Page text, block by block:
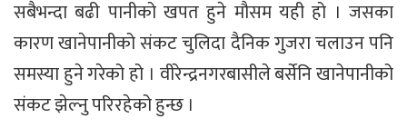
सबैभन्दा बढी पानीको खपत हुने मौसम यही हो । जसका
कारण खानेपानीको संकट चुलिदा दैनिक गुजरा चलाउन पनि
समस्या हुने गरेको हो । वीरेन्द्रनगरबासीले बर्सेनि खानेपानीको
संकट झेल्नु परिरहेको हुन्छ ।